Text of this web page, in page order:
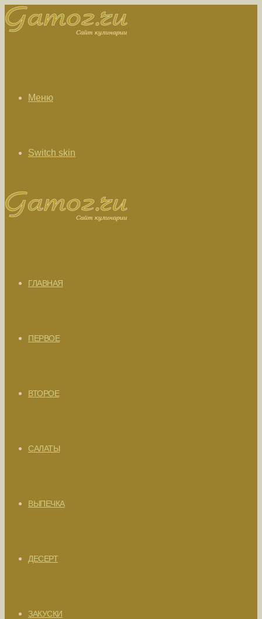
Меню
Switch skin
ГЛАВНАЯ
ПЕРВОЕ
ВТОРОЕ
САЛАТЫ
ВЫПЕЧКА
ДЕСЕРТ
ЗАКУСКИ